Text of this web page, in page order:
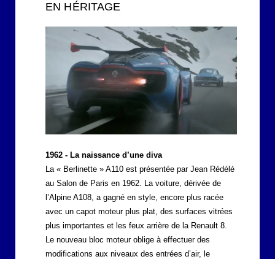
EN HÉRITAGE
1962 - La naissance d’une diva
La « Berlinette » A110 est présentée par Jean Rédélé
au Salon de Paris en 1962. La voiture, dérivée de
l’Alpine A108, a gagné en style, encore plus racée
avec un capot moteur plus plat, des surfaces vitrées
plus importantes et les feux arrière de la Renault 8.
Le nouveau bloc moteur oblige à effectuer des
modifications aux niveaux des entrées d’air, le